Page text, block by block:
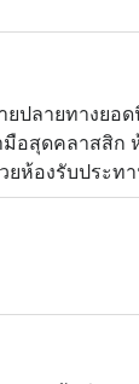
ยปลายทางยอ
อสุดคลาสสิก
ยห้องรับประท
ารเย็นทุกวันใ
นมาตรฐานสูง
กาลที่สดใหม่ที่